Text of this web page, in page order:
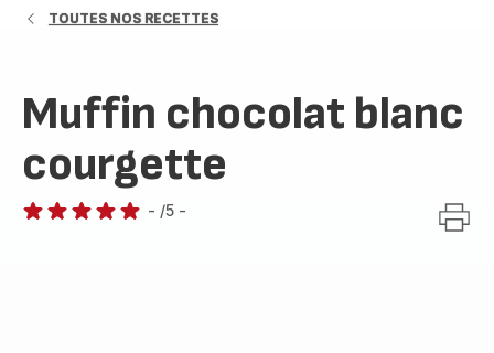
TOUTES NOS RECETTES
Muffin chocolat blanc
courgette
- /5 -